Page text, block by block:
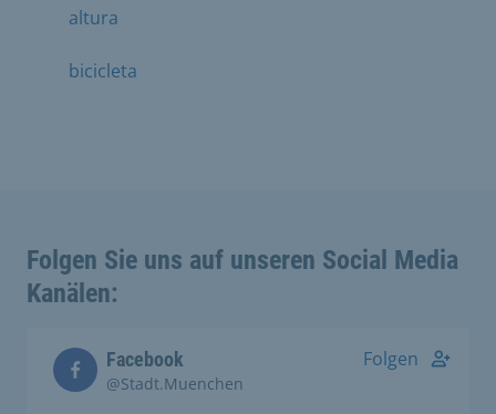
altura
bicicleta
Folgen Sie uns auf unseren Social Media
Kanälen:
Facebook
@Stadt.Muenchen
Folgen